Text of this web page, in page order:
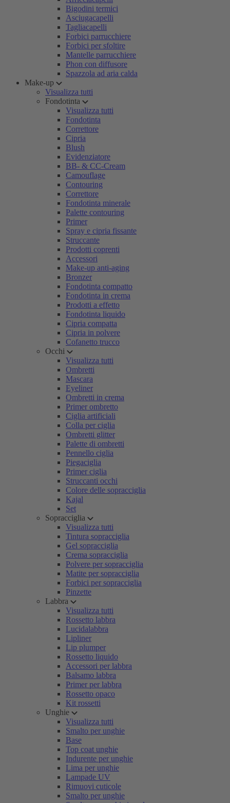
Bigodini termici
Asciugacapelli
Tagliacapelli
Forbici parrucchiere
Forbici per sfoltire
Mantelle parrucchiere
Phon con diffusore
Spazzola ad aria calda
Make-up
Visualizza tutti
Fondotinta
Visualizza tutti
Fondotinta
Correttore
Cipria
Blush
Evidenziatore
BB- & CC-Cream
Camouflage
Contouring
Correttore
Fondotinta minerale
Palette contouring
Primer
Spray e cipria fissante
Struccante
Prodotti coprenti
Accessori
Make-up anti-aging
Bronzer
Fondotinta compatto
Fondotinta in crema
Prodotti a effetto
Fondotinta liquido
Cipria compatta
Cipria in polvere
Cofanetto trucco
Occhi
Visualizza tutti
Ombretti
Mascara
Eyeliner
Ombretti in crema
Primer ombretto
Ciglia artificiali
Colla per ciglia
Ombretti glitter
Palette di ombretti
Pennello ciglia
Piegaciglia
Primer ciglia
Struccanti occhi
Colore delle sopracciglia
Kajal
Set
Sopracciglia
Visualizza tutti
Tintura sopracciglia
Gel sopracciglia
Crema sopracciglia
Polvere per sopracciglia
Matite per sopracciglia
Forbici per sopracciglia
Pinzette
Labbra
Visualizza tutti
Rossetto labbra
Lucidalabbra
Lipliner
Lip plumper
Rossetto liquido
Accessori per labbra
Balsamo labbra
Primer per labbra
Rossetto opaco
Kit rossetti
Unghie
Visualizza tutti
Smalto per unghie
Base
Top coat unghie
Indurente per unghie
Lima per unghie
Lampade UV
Rimuovi cuticole
Smalto per unghie